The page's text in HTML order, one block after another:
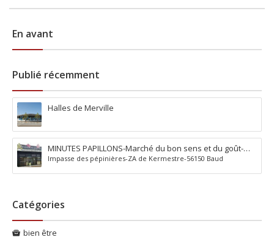
En avant
Publié récemment
Halles de Merville
MINUTES PAPILLONS-Marché du bon sens et du goût-
Baud
Impasse des pépinières-ZA de Kermestre-56150 Baud
Catégories
bien être